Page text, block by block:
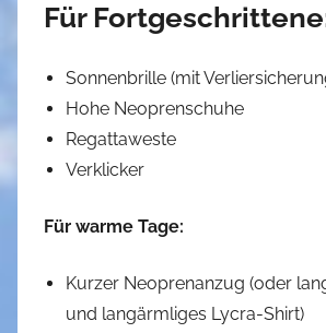
Für
Sonnenbrille (mit
Hohe Neoprenschuhe
Regattaweste
Verklicker
Für warme Tage:
Kurzer Neoprenanzug (oder
und langärmliges Lycra-Shirt)